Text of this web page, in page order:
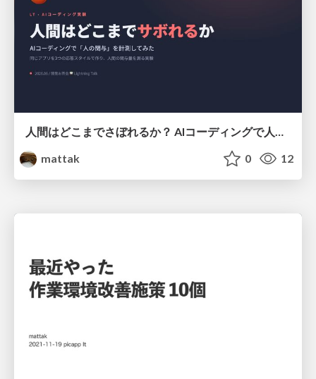
人間はどこまでさぼれるか？ AIコーディングで人の関与を計測してみた
mattak
0 12